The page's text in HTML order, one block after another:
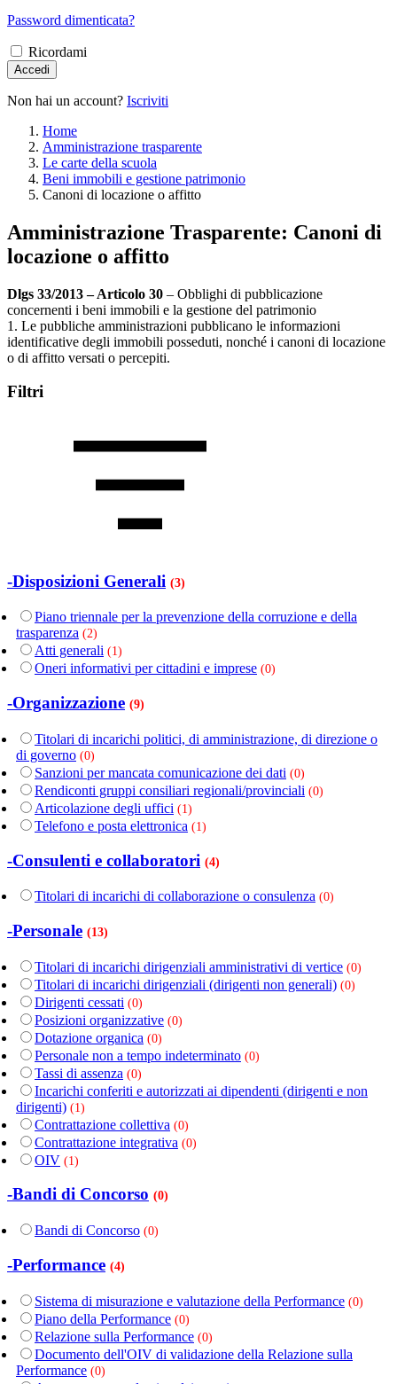
Password dimenticata?
Ricordami
Accedi
Non hai un account? Iscriviti
Home
Amministrazione trasparente
Le carte della scuola
Beni immobili e gestione patrimonio
Canoni di locazione o affitto
Amministrazione Trasparente: Canoni di
locazione o affitto
Dlgs 33/2013 – Articolo 30 – Obblighi di pubblicazione
concernenti i beni immobili e la gestione del patrimonio
1. Le pubbliche amministrazioni pubblicano le informazioni
identificative degli immobili posseduti, nonché i canoni di locazione
o di affitto versati o percepiti.
Filtri
-Disposizioni Generali (3)
Piano triennale per la prevenzione della corruzione e della
trasparenza (2)
Atti generali (1)
Oneri informativi per cittadini e imprese (0)
-Organizzazione (9)
Titolari di incarichi politici, di amministrazione, di direzione o
di governo (0)
Sanzioni per mancata comunicazione dei dati (0)
Rendiconti gruppi consiliari regionali/provinciali (0)
Articolazione degli uffici (1)
Telefono e posta elettronica (1)
-Consulenti e collaboratori (4)
Titolari di incarichi di collaborazione o consulenza (0)
-Personale (13)
Titolari di incarichi dirigenziali amministrativi di vertice (0)
Titolari di incarichi dirigenziali (dirigenti non generali) (0)
Dirigenti cessati (0)
Posizioni organizzative (0)
Dotazione organica (0)
Personale non a tempo indeterminato (0)
Tassi di assenza (0)
Incarichi conferiti e autorizzati ai dipendenti (dirigenti e non
dirigenti) (1)
Contrattazione collettiva (0)
Contrattazione integrativa (0)
OIV (1)
-Bandi di Concorso (0)
Bandi di Concorso (0)
-Performance (4)
Sistema di misurazione e valutazione della Performance (0)
Piano della Performance (0)
Relazione sulla Performance (0)
Documento dell'OIV di validazione della Relazione sulla
Performance (0)